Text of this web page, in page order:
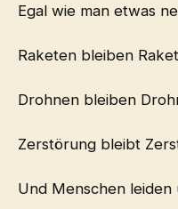
Egal wie man etwas
Raketen bleiben
Drohnen bleiben
Zerstörung bleibt
Und Menschen